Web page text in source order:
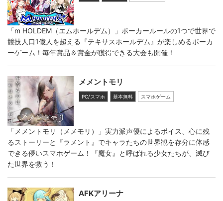
「m HOLDEM（エムホールデム）」ポーカールールの1つで世界で
競技人口1億人を超える『テキサスホールデム』が楽しめるポーカ
ーゲーム！毎年賞品＆賞金が獲得できる大会も開催！
メメントモリ
PC/スマホ 基本無料 スマホゲーム
「メメントモリ（メメモリ）」実力派声優によるボイス、心に残
るストーリーと『ラメント』でキャラたちの世界観を存分に体感
できる儚いスマホゲーム！『魔女』と呼ばれる少女たちが、滅び
た世界を救う！
AFKアリーナ